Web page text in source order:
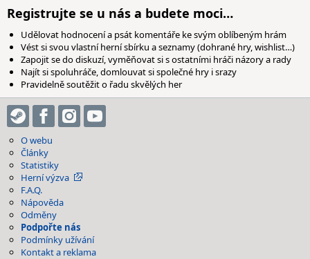
Registrujte se u nás a budete moci…
Udělovat hodnocení a psát komentáře ke svým oblíbeným hrám
Vést si svou vlastní herní sbírku a seznamy (dohrané hry, wishlist…)
Zapojit se do diskuzí, vyměňovat si s ostatními hráči názory a rady
Najít si spoluhráče, domlouvat si společné hry i srazy
Pravidelně soutěžit o řadu skvělých her
O webu
Články
Statistiky
Herní výzva
F.A.Q.
Nápověda
Odměny
Podpořte nás
Podmínky užívání
Kontakt a reklama